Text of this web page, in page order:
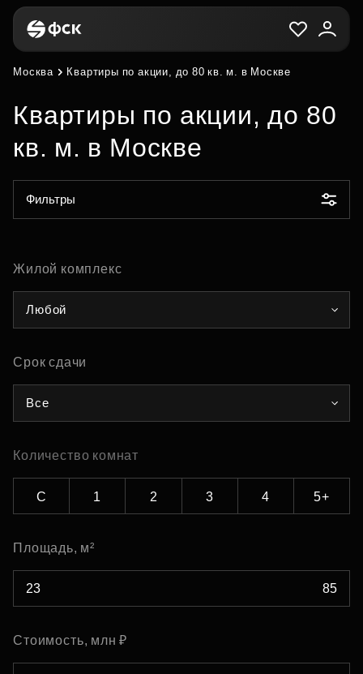
Москва Квартиры по акции, до 80 кв. м. в Москве
Квартиры по акции, до 80
кв. м. в Москве
Фильтры
Жилой комплекс
Любой
Срок сдачи
Все
Количество комнат
С 1 2 3 4 5+
Площадь, м²
Стоимость, млн ₽